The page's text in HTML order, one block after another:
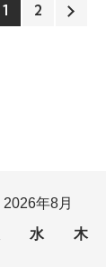
1 2
2026年8月
水 木